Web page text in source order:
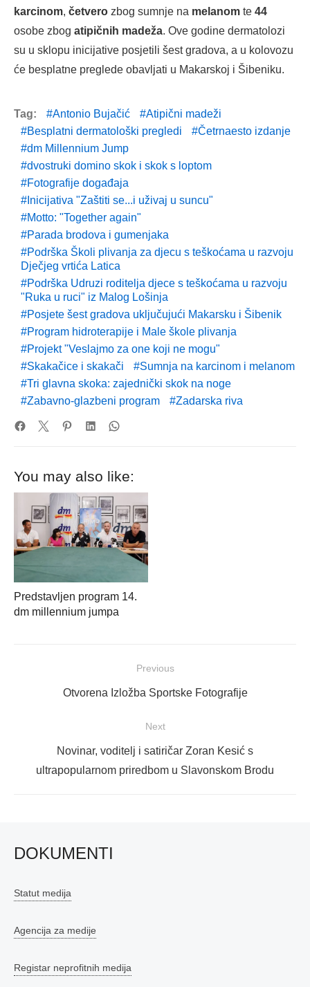
karcinom, četvero zbog sumnje na melanom te 44
osobe zbog atipičnih madeža. Ove godine dermatolozi
su u sklopu inicijative posjetili šest gradova, a u kolovozu
će besplatne preglede obavljati u Makarskoj i Šibeniku.
Tag: Antonio Bujačić
Atipični madeži
Besplatni dermatološki pregledi
Četrnaesto izdanje
dm Millennium Jump
dvostruki domino skok i skok s loptom
Fotografije događaja
Inicijativa "Zaštiti se...i uživaj u suncu"
Motto: "Together again"
Parada brodova i gumenjaka
Podrška Školi plivanja za djecu s teškoćama u razvoju
Dječjeg vrtića Latica
Podrška Udruzi roditelja djece s teškoćama u razvoju
"Ruka u ruci" iz Malog Lošinja
Posjete šest gradova uključujući Makarsku i Šibenik
Program hidroterapije i Male škole plivanja
Projekt "Veslajmo za one koji ne mogu"
Skakačice i skakači
Sumnja na karcinom i melanom
Tri glavna skoka: zajednički skok na noge
Zabavno-glazbeni program
Zadarska riva
You may also like:
Predstavljen program 14.
dm millennium jumpa
Previous
Previous
Otvorena Izložba Sportske Fotografije
Next
post:
Novinar, voditelj i satiričar Zoran Kesić s
ultrapopularnom priredbom u Slavonskom Brodu
DOKUMENTI
Statut medija
Agencija za medije
Registar neprofitnih medija